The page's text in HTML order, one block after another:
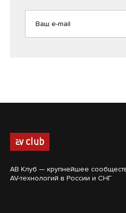
АВ Клуб — крупнейшее
AV-технологий в России и СНГ